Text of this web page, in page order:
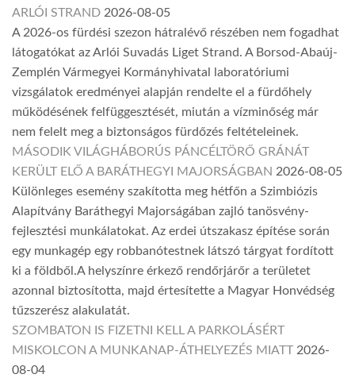
ARLÓI STRAND 2026-08-05
A 2026-os fürdési szezon hátralévő részében nem fogadhat
látogatókat az Arlói Suvadás Liget Strand. A Borsod-Abaúj-
Zemplén Vármegyei Kormányhivatal laboratóriumi
vizsgálatok eredményei alapján rendelte el a fürdőhely
működésének felfüggesztését, miután a vízminőség már
nem felelt meg a biztonságos fürdőzés feltételeinek.
MÁSODIK VILÁGHÁBORÚS PÁNCÉLTÖRŐ GRÁNÁT
KERÜLT ELŐ A BARÁTHEGYI MAJORSÁGBAN 2026-08-05
Különleges esemény szakította meg hétfőn a Szimbiózis
Alapítvány Baráthegyi Majorságában zajló tanösvény-
fejlesztési munkálatokat. Az erdei útszakasz építése során
egy munkagép egy robbanótestnek látszó tárgyat fordított
ki a földből.A helyszínre érkező rendőrjárőr a területet
azonnal biztosította, majd értesítette a Magyar Honvédség
tűzszerész alakulatát.
SZOMBATON IS FIZETNI KELL A PARKOLÁSÉRT
MISKOLCON A MUNKANAP-ÁTHELYEZÉS MIATT 2026-
08-04